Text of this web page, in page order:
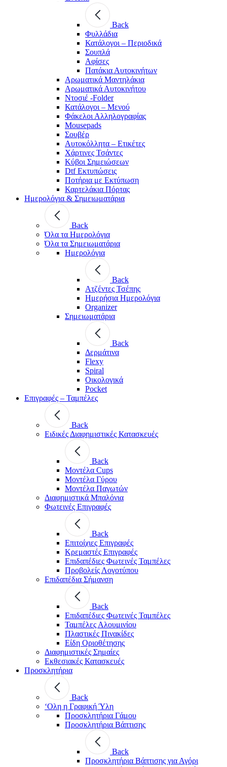
Back
Φυλλάδια
Κατάλογοι – Περιοδικά
Σουπλά
Αφίσες
Πατάκια Αυτοκινήτων
Αρωματικά Μαντηλάκια
Αρωματικά Αυτοκινήτου
Ντοσιέ -Folder
Κατάλογοι – Μενού
Φάκελοι Αλληλογραφίας
Mousepads
Σουβέρ
Αυτοκόλλητα – Ετικέτες
Χάρτινες Τσάντες
Κύβοι Σημειώσεων
Dtf Εκτυπώσεις
Ποτήρια με Εκτύπωση
Καρτελάκια Πόρτας
Ημερολόγια & Σημειωματάρια
Back
Όλα τα Ημερολόγια
Όλα τα Σημειωματάρια
Ημερολόγια
Back
Ατζέντες Τσέπης
Ημερήσια Ημερολόγια
Organizer
Σημειωματάρια
Back
Δερμάτινα
Flexy
Spiral
Οικολογικά
Pocket
Επιγραφές – Ταμπέλες
Back
Ειδικές Διαφημιστικές Κατασκευές
Back
Μοντέλα Cups
Μοντέλα Γύρου
Μοντέλα Παγωτών
Διαφημιστικά Μπαλόνια
Φωτεινές Επιγραφές
Back
Επιτοίχιες Επιγραφές
Κρεμαστές Επιγραφές
Επιδαπέδιες Φωτεινές Ταμπέλες
Προβολείς Λογοτύπου
Επιδαπέδια Σήμανση
Back
Επιδαπέδιες Φωτεινές Ταμπέλες
Ταμπέλες Αλουμινίου
Πλαστικές Πινακίδες
Είδη Οριοθέτησης
Διαφημιστικές Σημαίες
Εκθεσιακές Κατασκευές
Προσκλητήρια
Back
‘Ολη η Γραφική Ύλη
Προσκλητήρια Γάμου
Προσκλητήρια Βάπτισης
Back
Προσκλητήρια Βάπτισης για Αγόρι